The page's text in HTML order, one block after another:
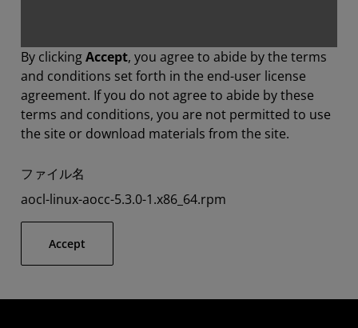
By clickingAccept, you agree to abide by the terms
and conditions set forth in the end-user license
agreement. If you do not agree to abide by these
terms and conditions, you are not permitted to use
the site or download materials from the site.
ファイル名
aocl-linux-aocc-5.3.0-1.x86_64.rpm
Accept